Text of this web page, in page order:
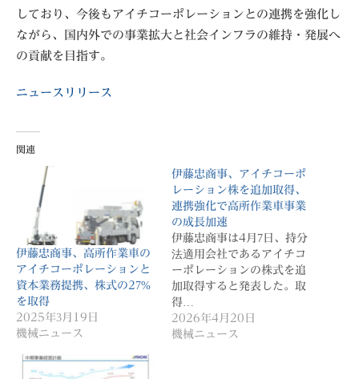
しており、今後もアイチコーポレーションとの連携を強化し
ながら、国内外での事業拡大と社会インフラの維持・発展へ
の貢献を目指す。
ニュースリリース
関連
伊藤忠商事、高所作業車の
アイチコーポレーションと
資本業務提携、株式の27%
を取得
2025年3月19日
機械ニュース
伊藤忠商事、アイチコーポ
レーション株を追加取得、
連携強化で高所作業車事業
の成長加速
伊藤忠商事は4月7日、持分
法適用会社であるアイチコ
ーポレーションの株式を追
加取得すると発表した。取
得…
2026年4月20日
機械ニュース